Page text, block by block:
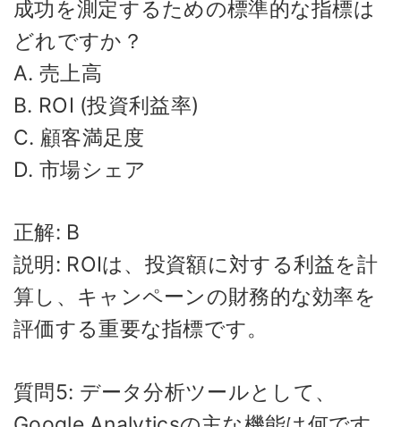
成功を測定するための標準的な指標は
どれですか？
A. 売上高
B. ROI (投資利益率)
C. 顧客満足度
D. 市場シェア
正解: B
説明: ROIは、投資額に対する利益を計
算し、キャンペーンの財務的な効率を
評価する重要な指標です。
質問5: データ分析ツールとして、